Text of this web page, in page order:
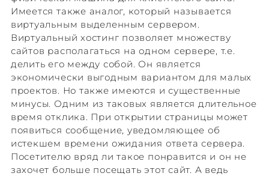
Имеется также аналог, который называется
виртуальным выделенным сервером.
Виртуальный хостинг позволяет множеству
сайтов располагаться на одном сервере, т.е.
делить его между собой. Он является
экономически выгодным вариантом для малых
проектов. Но также имеются и существенные
минусы. Одним из таковых является длительное
время отклика. При открытии страницы может
появиться сообщение, уведомляющее об
истекшем времени ожидания ответа сервера.
Посетителю вряд ли такое понравится и он не
захочет больше посещать этот сайт. А ведь